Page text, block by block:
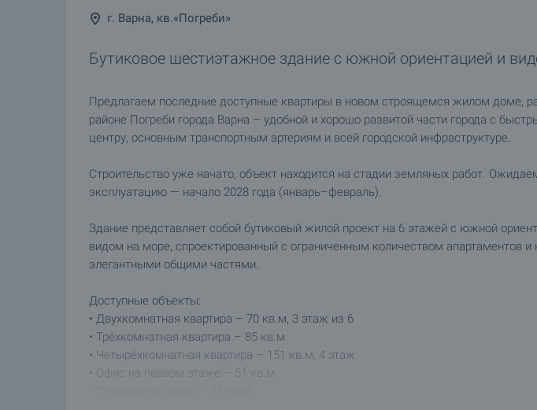
г. Варна, кв.«Погреби»
Бутиковое шестиэтажное здание с южной ориентацией и
Предлагаем последние доступные квартиры в новом строящемся жилом доме,
районе Погреби города Варна – удобной и хорошо развитой части города с
центру, основным транспортным артериям и всей городской инфраструктуре.
Строительство уже начато, объект находится на стадии земляных работ.
эксплуатацию — начало 2028 года (январь–февраль).
Здание представляет собой бутиковый жилой проект на 6 этажей с южной
видом на море, спроектированный с ограниченным количеством апартаментов и
элегантными общими частями.
Доступные объекты:
• Двухкомнатная квартира – 70 кв.м, 3 этаж из 6
• Трёхкомнатная квартира – 85 кв.м
• Четырёхкомнатная квартира – 151 кв.м, 4 этаж
• Офис на первом этаже – 51 кв.м